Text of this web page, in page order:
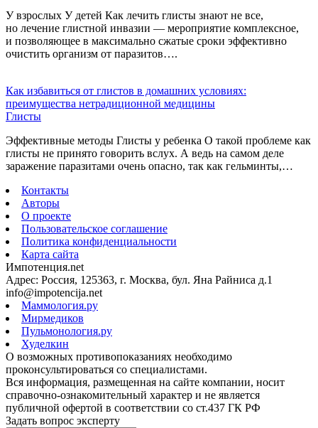
У взрослых У детей Как лечить глисты знают не все,
но лечение глистной инвазии — мероприятие комплексное,
и позволяющее в максимально сжатые сроки эффективно
очистить организм от паразитов….
Как избавиться от глистов в домашних условиях:
преимущества нетрадиционной медицины
Глисты
Эффективные методы Глисты у ребенка О такой проблеме как
глисты не принято говорить вслух. А ведь на самом деле
заражение паразитами очень опасно, так как гельминты,…
Контакты
Авторы
О проекте
Пользовательское соглашение
Политика конфиденциальности
Карта сайта
Импотенция.net
Адрес: Россия, 125363, г. Москва, бул. Яна Райниса д.1
info@impotencija.net
Маммология.ру
Мирмедиков
Пульмонология.ру
Худелкин
О возможных противопоказаниях необходимо
проконсультироваться со специалистами.
Вся информация, размещенная на сайте компании, носит
справочно-ознакомительный характер и не является
публичной офертой в соответствии со ст.437 ГК РФ
Задать вопрос эксперту